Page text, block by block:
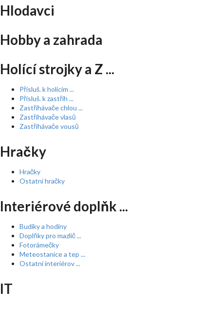
Hlodavci
Hobby a zahrada
Holící strojky a Z ...
Přísluš. k holícím ...
Přísluš. k zastřih ...
Zastřihávače chlou ...
Zastřihávače vlasů
Zastřihávače vousů
Hračky
Hračky
Ostatní hračky
Interiérové doplňk ...
Budíky a hodiny
Doplňky pro mazlíč ...
Fotorámečky
Meteostanice a tep ...
Ostatní interiérov ...
IT